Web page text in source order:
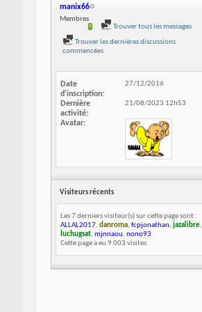
manix66
Membres
Trouver tous les messages
Trouver les dernières discussions
commencées
Date
d'inscription
27/12/2016
Dernière
activité
21/08/2023 12h53
Avatar
Visiteurs récents
Les 7 derniers visiteur(s) sur cette page sont :
ALLAL2017, danroma, fcpjonathan, jazalibre,
luchugsat, mjnnaou, nono93
Cette page a eu 9 003 visites